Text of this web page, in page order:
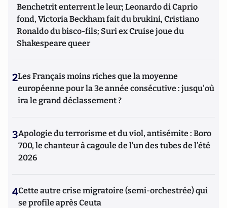
Benchetrit enterrent le leur; Leonardo di Caprio
fond, Victoria Beckham fait du brukini, Cristiano
Ronaldo du bisco-fils; Suri ex Cruise joue du
Shakespeare queer
2Les Français moins riches que la moyenne
européenne pour la 3e année consécutive : jusqu'où
ira le grand déclassement ?
3Apologie du terrorisme et du viol, antisémite : Boro
700, le chanteur à cagoule de l’un des tubes de l’été
2026
4Cette autre crise migratoire (semi-orchestrée) qui
se profile après Ceuta